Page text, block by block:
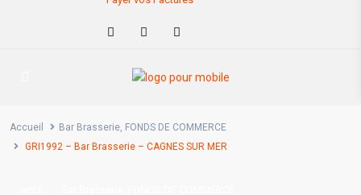
Accueil Bar Brasserie, FONDS DE COMMERCE
GRI1992 – Bar Brasserie – CAGNES SUR MER